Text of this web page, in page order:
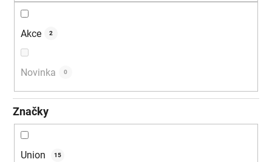
Akce 2
Novinka 0
Značky
Union 15